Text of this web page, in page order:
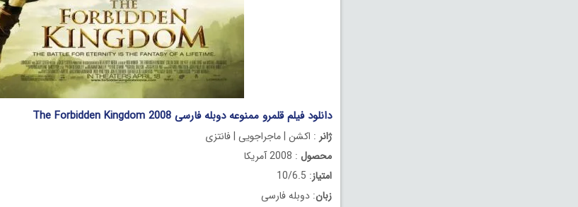
دانلود فیلم قلمرو ممنوعه دوبله فارسی The Forbidden Kingdom 2008
ژانر : اکشن | ماجراجویی | فانتزی
محصول : 2008 آمریکا
امتیاز: 10/6.5
زبان: دوبله فارسی